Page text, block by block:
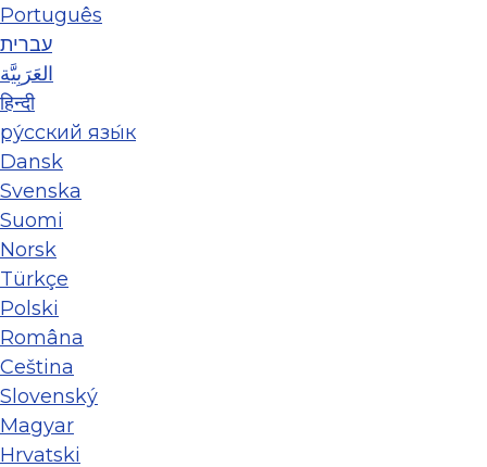
Português
עברית
العَرَبِيَّة
हिन्दी
ру́сский язы́к
Dansk
Svenska
Suomi
Norsk
Türkçe
Polski
Româna
Ceština
Slovenský
Magyar
Hrvatski